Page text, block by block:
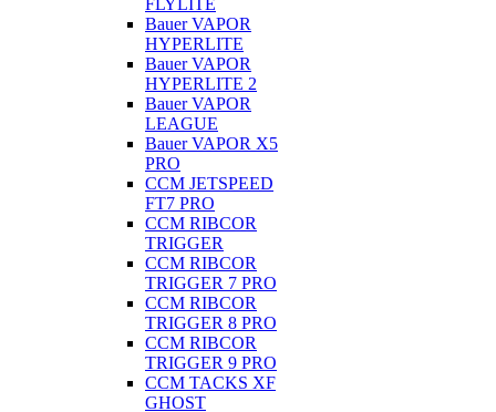
FLYLITE
Bauer VAPOR
HYPERLITE
Bauer VAPOR
HYPERLITE 2
Bauer VAPOR
LEAGUE
Bauer VAPOR X5
PRO
CCM JETSPEED
FT7 PRO
CCM RIBCOR
TRIGGER
CCM RIBCOR
TRIGGER 7 PRO
CCM RIBCOR
TRIGGER 8 PRO
CCM RIBCOR
TRIGGER 9 PRO
CCM TACKS XF
GHOST